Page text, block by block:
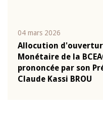
04 mars 2026
Allocution
Monétaire de la
prononcée par son
Claude Kassi BROU